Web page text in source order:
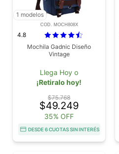
1 modelos
COD. MOCH808X
4.8
Mochila Gadnic Diseño
Vintage
Llega Hoy o
¡Retiralo hoy!
$75.768
$49.249
35% OFF
DESDE 6 CUOTAS SIN INTERÉS